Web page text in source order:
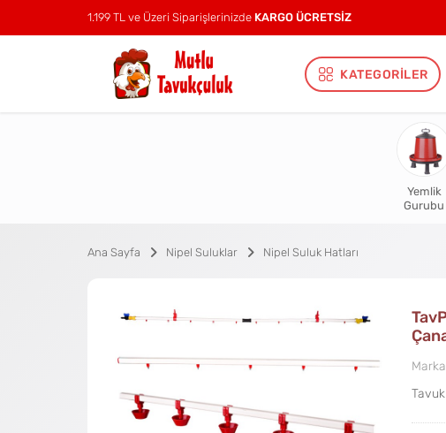
1.199 TL ve Üzeri Siparişlerinizde KARGO ÜCRETSİZ
KATEGORILER
Yemlik
Gurubu
Ana Sayfa Nipel Suluklar Nipel Suluk Hatları
Marka